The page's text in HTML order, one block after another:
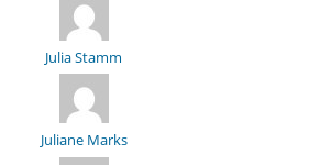
Julia Stamm
Juliane Marks